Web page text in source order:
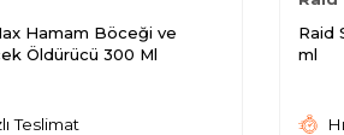
Hamam Böceği ve
Öldürücü 300 Ml
Teslimat
Raid
ml